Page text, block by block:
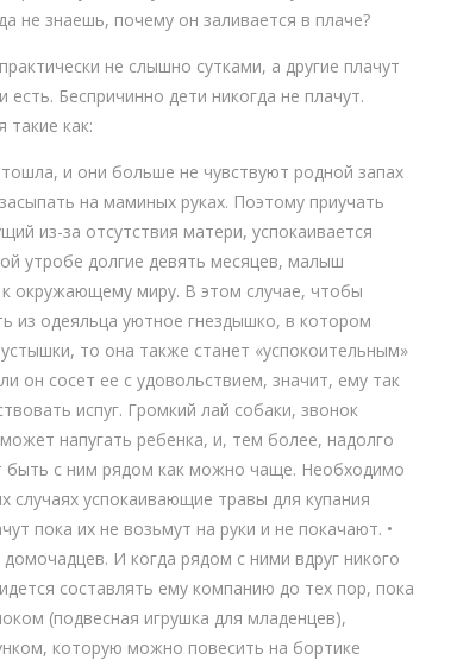
не знаешь, почему он заливается в плаче?
не слышно сутками, а другие плачут
Беспричинно дети никогда не плачут.
как:
и они больше не чувствуют родной запах
на маминых руках. Поэтому приучать
из-за отсутствия матери, успокаивается
утробе долгие девять месяцев, малыш
окружающему миру. В этом случае, чтобы
из одеяльца уютное гнездышко, в котором
то она также станет «успокоительным»
он сосет ее с удовольствием, значит, ему так
испуг. Громкий лай собаки, звонок
напугать ребенка, и, тем более, надолго
быть с ним рядом как можно чаще. Необходимо
случаях успокаивающие травы для купания
пока их не возьмут на руки и не покачают. •
И когда рядом с ними вдруг никого
составлять ему компанию до тех пор, пока
(подвесная игрушка для младенцев),
которую можно повесить на бортике